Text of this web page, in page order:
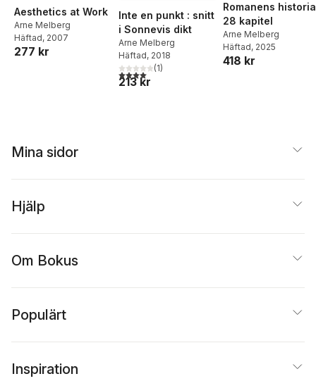
Aesthetics at Work
Arne Melberg
Häftad, 2007
277 kr
Inte en punkt : snitt
i Sonnevis dikt
Arne Melberg
Häftad, 2018
4,0utav 5 stjärnor. Totalt antal röster:
(1)
213 kr
Romanens
28 kapitel
Arne Melberg
Häftad, 2025
418 kr
Mina sidor
Hjälp
Om Bokus
Populärt
Inspiration